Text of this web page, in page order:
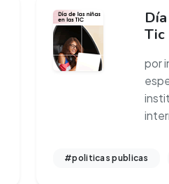
Tic
por
#politicas publicas